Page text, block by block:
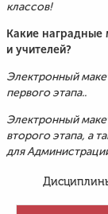
классов!
Какие наградные
и учителей?
Электронный
первого этапа..
Электронный
второго этапа, а
для